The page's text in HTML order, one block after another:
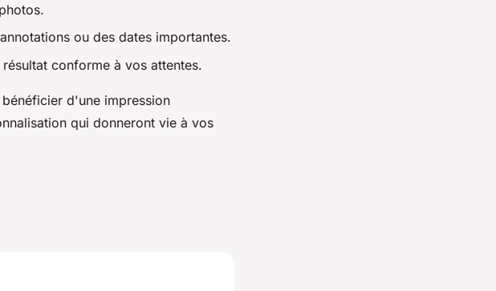
ou des dates importantes.
conforme à vos attentes.
d'une impression
qui donneront vie à vos